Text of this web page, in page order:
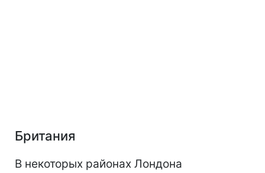
Британия
В некоторых районах Лондона